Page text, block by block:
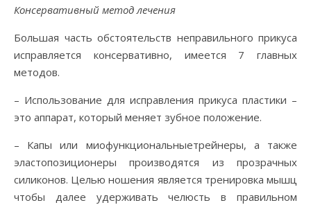
Консервативный метод лечения
Большая часть обстоятельств неправильного прикуса
исправляется консервативно, имеется 7 главных
методов.
– Использование для исправления прикуса пластики –
это аппарат, который меняет зубное положение.
– Капы или миофункциональныетрейнеры, а также
эластопозиционеры производятся из прозрачных
силиконов. Целью ношения является тренировка мышц
чтобы далее удерживать челюсть в правильном